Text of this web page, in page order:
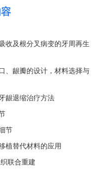
收及根分叉病变的牙周再生
、龈瓣的设计，材料选择与
龈退缩治疗方法
节
植替代材料的应用
联合重建